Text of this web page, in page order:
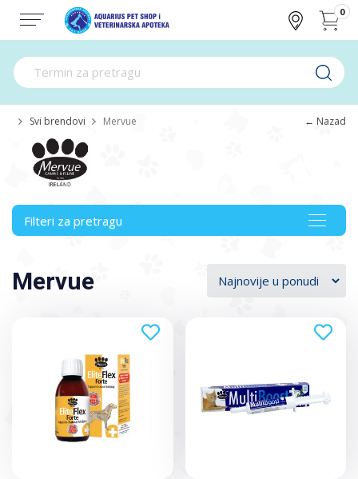
0
Svi brendovi Mervue ← Nazad
Filteri za pretragu
Toggle
Mervue